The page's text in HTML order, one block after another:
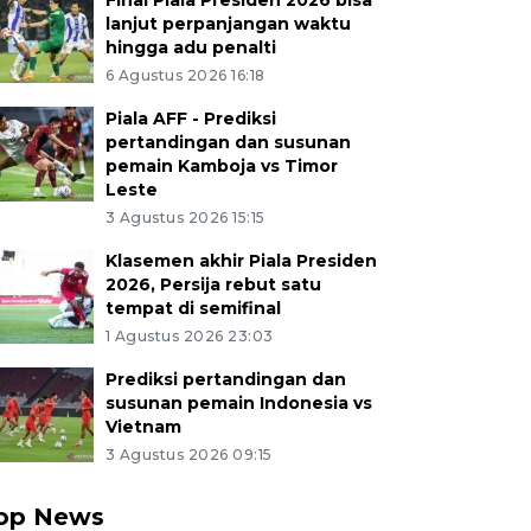
lanjut perpanjangan waktu
hingga adu penalti
6 Agustus 2026 16:18
Piala AFF - Prediksi
pertandingan dan susunan
pemain Kamboja vs Timor
Leste
3 Agustus 2026 15:15
Klasemen akhir Piala Presiden
2026, Persija rebut satu
tempat di semifinal
1 Agustus 2026 23:03
Prediksi pertandingan dan
susunan pemain Indonesia vs
Vietnam
3 Agustus 2026 09:15
News